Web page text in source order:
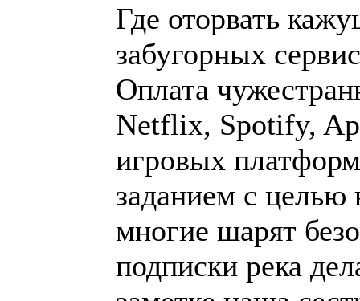
Где оторвать
забугорных
Оплата
Netflix, Spotify,
игровых
заданием с
многие шарят
подписки река